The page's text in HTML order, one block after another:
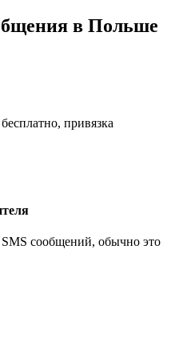
в Польше
привязка
сообщений, обычно это